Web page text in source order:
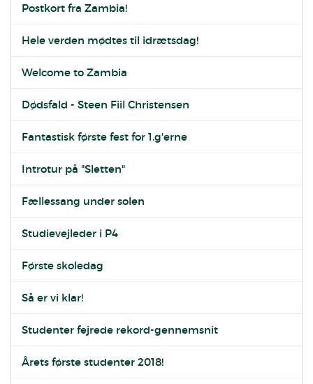
Postkort fra Zambia!
Hele verden mødtes til idrætsdag!
Welcome to Zambia
Dødsfald - Steen Fiil Christensen
Fantastisk første fest for 1.g'erne
Introtur på "Sletten"
Fællessang under solen
Studievejleder i P4
Første skoledag
Så er vi klar!
Studenter fejrede rekord-gennemsnit
Årets første studenter 2018!